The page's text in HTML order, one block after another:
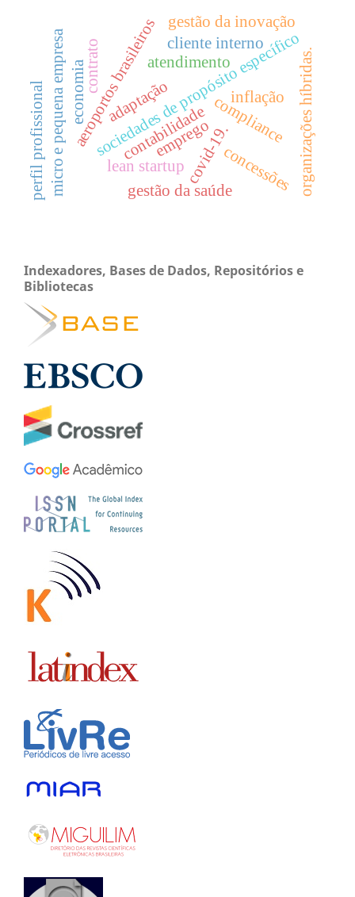
covid-19.concessões
sociedades de propósito específico
aeroportos brasileiros organizações híbridas.
compliance
lean startup
gestão da inovação
micro e pequena empresa adaptação
gestão da saúde
atendimento
economia
contabilidade
emprego
perfil profissional
contrato
inflação
cliente interno
Indexadores, Bases de Dados, Repositórios e
Bibliotecas